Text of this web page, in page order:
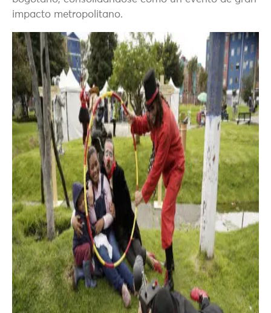
impacto metropolitano.